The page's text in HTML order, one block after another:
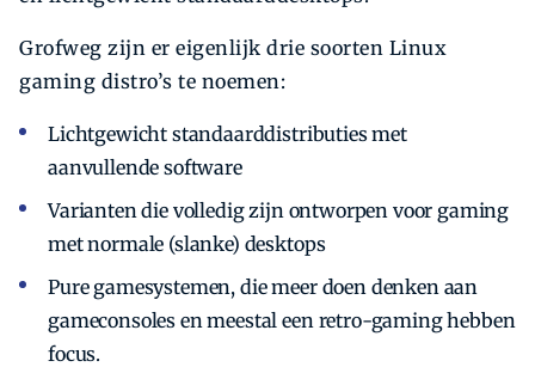
Grofweg zijn er eigenlijk drie soorten Linux
gaming distro’s te noemen:
Lichtgewicht standaarddistributies met
aanvullende software
Varianten die volledig zijn ontworpen voor gaming
met normale (slanke) desktops
Pure gamesystemen, die meer doen denken aan
gameconsoles en meestal een retro-gaming hebben
focus.